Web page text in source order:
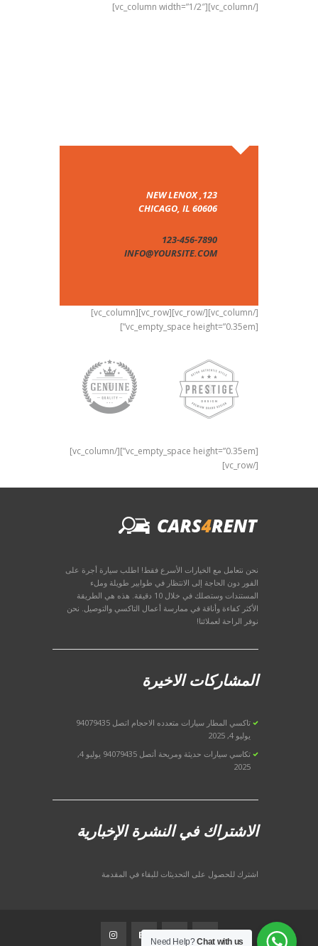
[/vc_column][vc_column width=”1/2″]
123, NEW LENOX
CHICAGO, IL 60606
123-456-7890
INFO@YOURSITE.COM
[/vc_column][/vc_row][vc_row][vc_column]
[vc_empty_space height=”0.35em”]
[vc_empty_space height=”0.35em”][/vc_column]
[/vc_row]
نحن نتعامل مع الخيارات الأسرع فقط! اطلب سيارة أجرة على
الفور دون الحاجة إلى الانتظار في طوابير طويلة وملء
المستندات وستصلك في خلال 10 دقيقة. هذه هي الطريقة
الأكثر كفاءة وأناقة في ممارسة أعمال التاكسي والتوصيل. نحن
نوفر الراحة لعملائنا!
المشاركات الاخيرة
تاكسي المطار سيارات متعدده الاحجام اتصل 94079435
يوليو 4, 2025
تكاسي سيارات حديثة ومريحة أتصل 94079435
يوليو 4,
2025
الاشتراك في النشرة الإخبارية
اشترك للحصول على التحديثات للبقاء في المقدمة
Need Help?Chat with us